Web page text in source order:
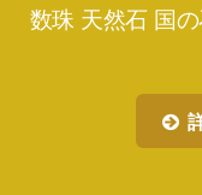
数珠 天然石 国